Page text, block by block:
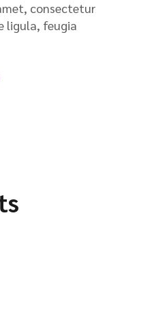
consectetur
ligula, feugia